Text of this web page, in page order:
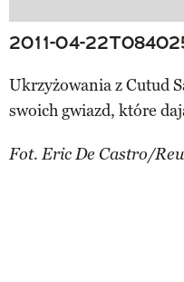
2011-04-
Ukrzyżowania z Cutud
swoich gwiazd, które
Fot. Eric De Castro/